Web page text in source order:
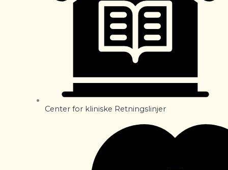
Center for kliniske Retningslinjer